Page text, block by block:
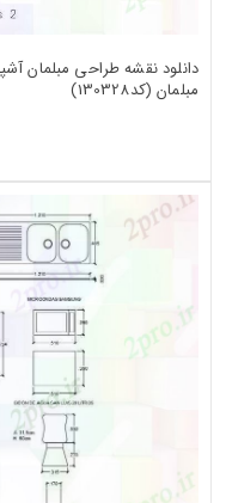
دانلود نقشه طراحی مبلمان
مبلمان (کد130328)